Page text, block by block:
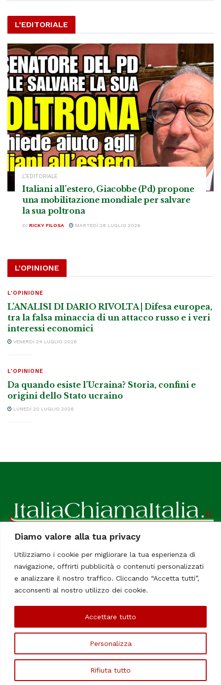
Diamo valore alla tua privacy
Utilizziamo i cookie per migliorare la tua esperienza di
navigazione, offrirti pubblicità o contenuti personalizzati
e analizzare il nostro traffico. Cliccando “Accetta tutti”,
acconsenti al nostro utilizzo dei cookie.
Personalizza
Rifiuta tutto
Accettare tutto
L’EDITORIALE
L’EDITORIALE
Italiani all’estero, Giacobbe (Pd) propone
una mobilitazione mondiale per salvare
la sua poltrona
DI RICKY FILOSA MARTEDÌ 28 LUGLIO 2026
L'OPINIONE
L'OPINIONE
L’ANALISI DI DARIO RIVOLTA | Difesa europea,
tra la falsa minaccia di un attacco russo e i veri
interessi economici
VENERDÌ 24 LUGLIO 2026
L'OPINIONE
Da quando esiste l’Ucraina? Storia, confini e
origini dello Stato ucraino
LUNEDÌ 20 LUGLIO 2026
ItaliaChiamaItalia, il TUO quotidiano online preferito.
Dedicato in particolare a tutti gli italiani residenti all'estero.
Tutti i diritti sono riservati. Quotidiano online indipendente
Le Firme
©Copyright 2006/2020 - ItaliaChiamaItalia